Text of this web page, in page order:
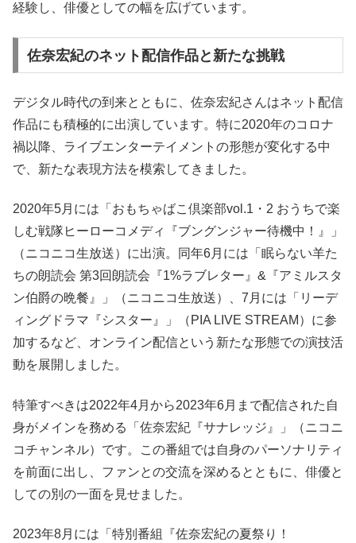
経験し、俳優としての幅を広げています。
佐奈宏紀のネット配信作品と新たな挑戦
デジタル時代の到来とともに、佐奈宏紀さんはネット配信
作品にも積極的に出演しています。特に2020年のコロナ
禍以降、ライブエンターテイメントの形態が変化する中
で、新たな表現方法を模索してきました。
2020年5月には「おもちゃばこ倶楽部vol.1・2 おうちで楽
しむ戦隊ヒーローコメディ『ブングンジャー待機中！』」
（ニコニコ生放送）に出演。同年6月には「眠らない羊た
ちの朗読会 第3回朗読会『1%ラブレター』&『アミルスタ
ン伯爵の晩餐』」（ニコニコ生放送）、7月には「リーデ
ィングドラマ『シスター』」（PIA LIVE STREAM）に参
加するなど、オンライン配信という新たな形態での演技活
動を展開しました。
特筆すべきは2022年4月から2023年6月まで配信された自
身がメインを務める「佐奈宏紀『サナレッジ』」（ニコニ
コチャンネル）です。この番組では自身のパーソナリティ
を前面に出し、ファンとの交流を深めるとともに、俳優と
しての別の一面を見せました。
2023年8月には「特別番組『佐奈宏紀の夏祭り！